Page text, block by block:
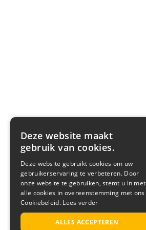
Deze website maakt
gebruik van cookies.
Deze website gebruikt cookies om uw
gebruikerservaring te verbeteren. Door
onze website te gebruiken, stemt u in met
alle cookies in overeenstemming met ons
Cookiebeleid. Lees verder
ALLES ACCEPTEREN